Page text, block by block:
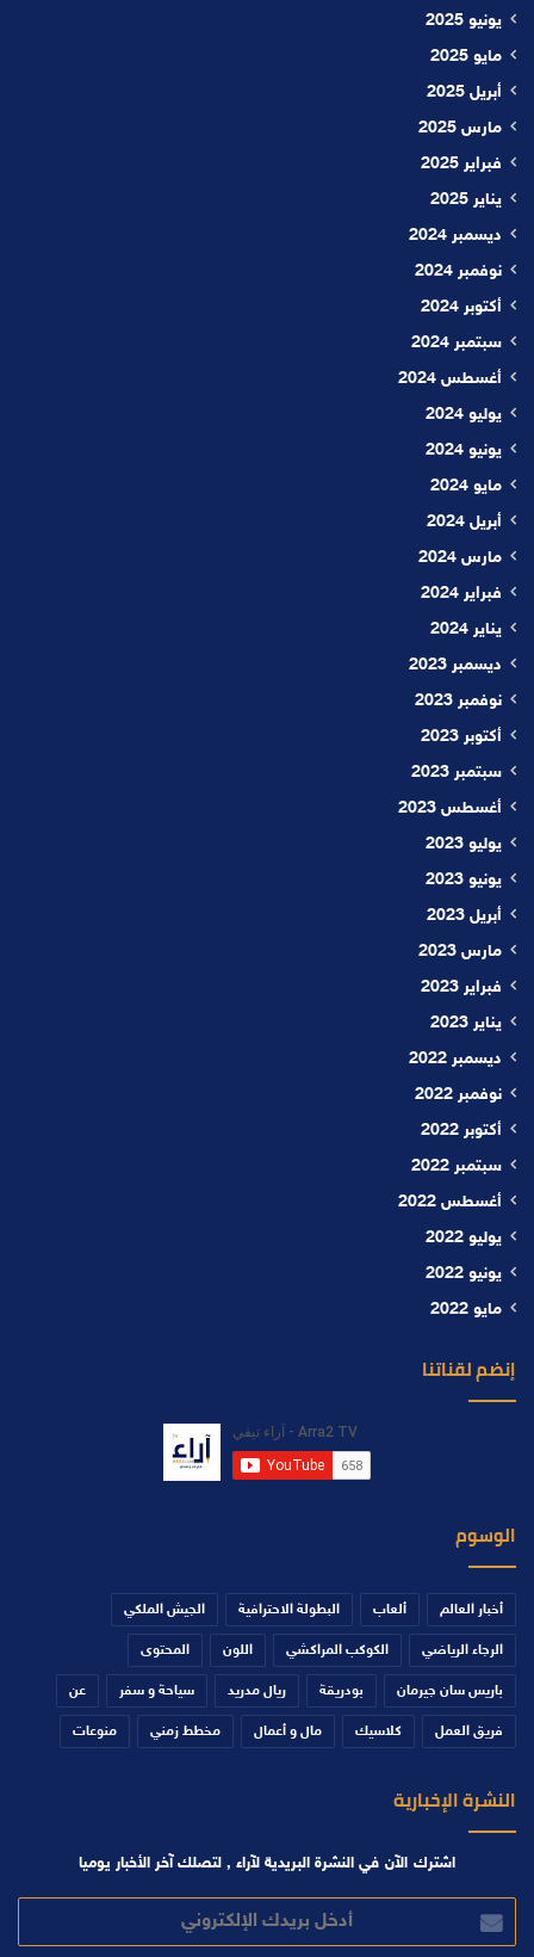
يونيو 2025
مايو 2025
أبريل 2025
مارس 2025
فبراير 2025
يناير 2025
ديسمبر 2024
نوفمبر 2024
أكتوبر 2024
سبتمبر 2024
أغسطس 2024
يوليو 2024
يونيو 2024
مايو 2024
أبريل 2024
مارس 2024
فبراير 2024
يناير 2024
ديسمبر 2023
نوفمبر 2023
أكتوبر 2023
سبتمبر 2023
أغسطس 2023
يوليو 2023
يونيو 2023
أبريل 2023
مارس 2023
فبراير 2023
يناير 2023
ديسمبر 2022
نوفمبر 2022
أكتوبر 2022
سبتمبر 2022
أغسطس 2022
يوليو 2022
يونيو 2022
مايو 2022
إنضم لقناتنا
الوسوم
أخبار العالم ألعاب البطولة الاحترافية الجيش الملكي
الرجاء الرياضي الكوكب المراكشي اللون المحتوى
باريس سان جيرمان بودريقة ريال مدريد سياحة و سفر عن
فريق العمل كلاسيك مال و أعمال مخطط زمني منوعات
النشرة الإخبارية
اشترك الآن في النشرة البريدية لآراء , لتصلك آخر الأخبار يوميا
بريدك
الإلكتروني